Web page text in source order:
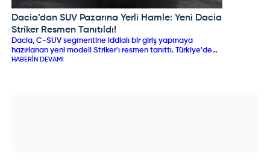
DACIA
Dacia’dan SUV Pazarına Yerli Hamle: Yeni Dacia
Striker Resmen Tanıtıldı!
Dacia, C-SUV segmentine iddialı bir giriş yapmaya
hazırlanan yeni modeli Striker'ı resmen tanıttı. Türkiye'de
üretilmesi planlanan ve hibrit motor seçenekleriyle öne
HABERIN DEVAMI